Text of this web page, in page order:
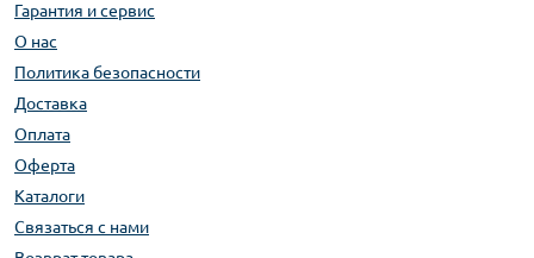
Гарантия и сервис
О нас
Политика безопасности
Доставка
Оплата
Оферта
Каталоги
Связаться с нами